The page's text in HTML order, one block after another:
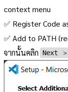
context menu
✅ Register Code
✅ Add to PATH
จากนั้นคลิก
Next ＞